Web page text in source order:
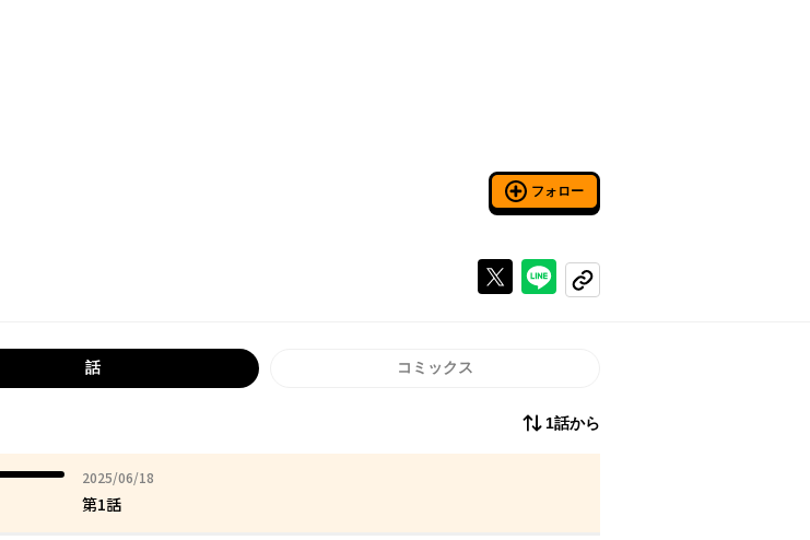
フォロー
Xで投稿するラインでシェアする
コピーする
話 コミックス
1話から
2025/06/18
2025年06月18日
第1話